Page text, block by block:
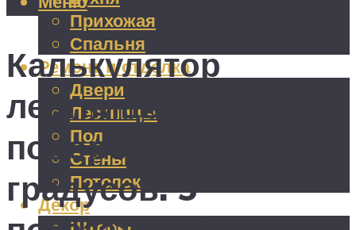
Прихожая
Спальня
Ремонт и отделка
Двери
Лестницы
Пол
Стены
Потолок
Декор
Калькулятор
лестницы онлайн с
поворотом 180
градусов: 5